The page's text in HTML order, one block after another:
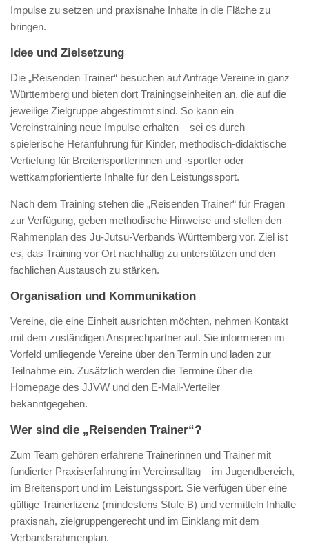
Impulse zu setzen und praxisnahe Inhalte in die Fläche zu
bringen.
Idee und Zielsetzung
Die „Reisenden Trainer“ besuchen auf Anfrage Vereine in ganz
Württemberg und bieten dort Trainingseinheiten an, die auf die
jeweilige Zielgruppe abgestimmt sind. So kann ein
Vereinstraining neue Impulse erhalten – sei es durch
spielerische Heranführung für Kinder, methodisch-didaktische
Vertiefung für Breitensportlerinnen und -sportler oder
wettkampforientierte Inhalte für den Leistungssport.
Nach dem Training stehen die „Reisenden Trainer“ für Fragen
zur Verfügung, geben methodische Hinweise und stellen den
Rahmenplan des Ju-Jutsu-Verbands Württemberg vor. Ziel ist
es, das Training vor Ort nachhaltig zu unterstützen und den
fachlichen Austausch zu stärken.
Organisation und Kommunikation
Vereine, die eine Einheit ausrichten möchten, nehmen Kontakt
mit dem zuständigen Ansprechpartner auf. Sie informieren im
Vorfeld umliegende Vereine über den Termin und laden zur
Teilnahme ein. Zusätzlich werden die Termine über die
Homepage des JJVW und den E-Mail-Verteiler
bekanntgegeben.
Wer sind die „Reisenden Trainer“?
Zum Team gehören erfahrene Trainerinnen und Trainer mit
fundierter Praxiserfahrung im Vereinsalltag – im Jugendbereich,
im Breitensport und im Leistungssport. Sie verfügen über eine
gültige Trainerlizenz (mindestens Stufe B) und vermitteln Inhalte
praxisnah, zielgruppengerecht und im Einklang mit dem
Verbandsrahmenplan.